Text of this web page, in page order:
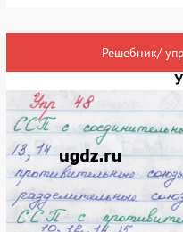
Решебник/